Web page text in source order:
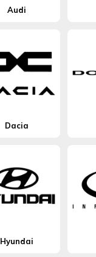
Audi
Dacia
Hyundai